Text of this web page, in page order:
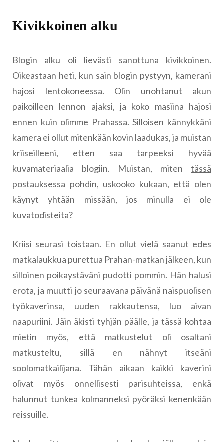
Kivikkoinen alku
Blogin alku oli lievästi sanottuna kivikkoinen.
Oikeastaan heti, kun sain blogin pystyyn, kamerani
hajosi lentokoneessa. Olin unohtanut akun
paikoilleen lennon ajaksi, ja koko masiina hajosi
ennen kuin olimme Prahassa. Silloisen kännykkäni
kamera ei ollut mitenkään kovin laadukas, ja muistan
kriiseilleeni, etten saa tarpeeksi hyvää
kuvamateriaalia blogiin. Muistan, miten tässä
postauksessa pohdin, uskooko kukaan, että olen
käynyt yhtään missään, jos minulla ei ole
kuvatodisteita?
Kriisi seurasi toistaan. En ollut vielä saanut edes
matkalaukkua purettua Prahan-matkan jälkeen, kun
silloinen poikaystäväni pudotti pommin. Hän halusi
erota, ja muutti jo seuraavana päivänä naispuolisen
työkaverinsa, uuden rakkautensa, luo aivan
naapuriini. Jäin äkisti tyhjän päälle, ja tässä kohtaa
mietin myös, että matkustelut oli osaltani
matkusteltu, sillä en nähnyt itseäni
soolomatkailijana. Tähän aikaan kaikki kaverini
olivat myös onnellisesti parisuhteissa, enkä
halunnut tunkea kolmanneksi pyöräksi kenenkään
reissuille.